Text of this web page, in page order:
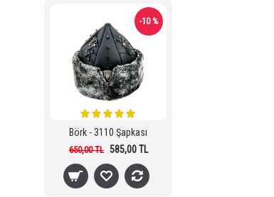
-10 %
Börk - 3110 Şapkası
650,00 TL 585,00 TL